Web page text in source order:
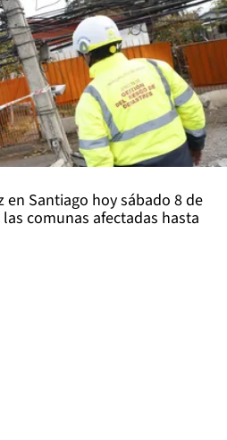
en Santiago hoy sábado 8 de
comunas afectadas hasta